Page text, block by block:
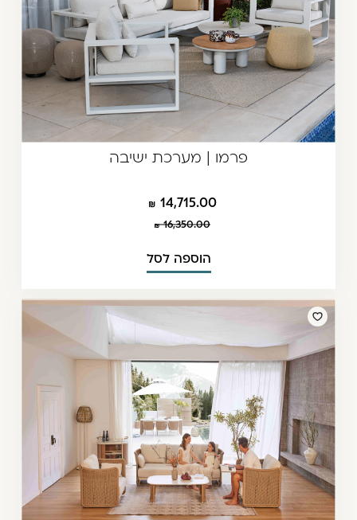
פרמו | מערכת ישיבה
14,715.00
16,350.00
הוספה לסל